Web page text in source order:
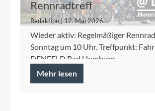
Rennradtreff
Redaktion | 12. Mai 2026
Wieder aktiv: Regelmäßiger
Sonntag um 10 Uhr. Treffpunkt:
DENFELD Bad Homburg
Mehr lesen